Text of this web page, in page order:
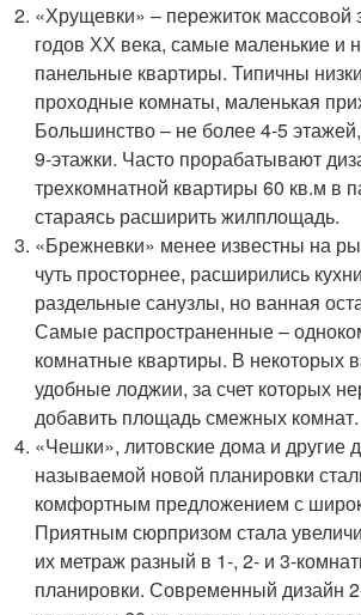
«Хрущевки» – пережиток массовой
годов ХХ века, самые маленькие и
панельные квартиры. Типичны
проходные комнаты, маленькая
Большинство – не более 4-5
9-этажки. Часто прорабатывают
трехкомнатной квартиры 60 кв.м в
стараясь расширить жилплощадь.
«Брежневки» менее известны на
чуть просторнее, расширились
раздельные санузлы, но ванная
Самые распространенные –
комнатные квартиры. В некоторых
удобные лоджии, за счет которых
добавить площадь смежных комнат.
«Чешки», литовские дома и другие
называемой новой планировки
комфортным предложением с
Приятным сюрпризом стала
их метраж разный в 1-, 2- и 3-
планировки. Современный дизайн